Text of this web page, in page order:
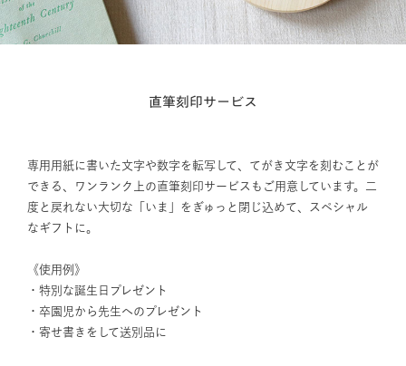
直筆刻印サービス
専用用紙に書いた文字や数字を転写して、てがき文字を刻むことが
できる、ワンランク上の直筆刻印サービスもご用意しています。二
度と戻れない大切な「いま」をぎゅっと閉じ込めて、スペシャル
なギフトに。
《使用例》
・特別な誕生日プレゼント
・卒園児から先生へのプレゼント
・寄せ書きをして送別品に